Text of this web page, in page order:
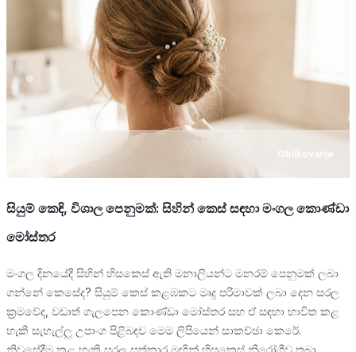
Oblikovanje
සියුම් කෙඳි, විශාල පෙනුමක්: සිහින් කෙස් සඳහා මංගල කොණ්ඩා
මෝස්තර
මංගල දිනයේදී සිහින් හිසකෙස් ඇති මනාලියන්ට මනරම් පෙනුමක් ලබා
ගන්නේ කෙසේද? සියුම් කෙස් කළඹකට මෘදු පරිමාවක් ලබා දෙන සරල
ක්‍රමවේද, වඩාත් ගැලපෙන කොණ්ඩා මෝස්තර සහ ඒ සඳහා භාවිත කළ
හැකි සැහැල්ලු උපාංග පිළිබඳව මෙම ලිපියෙන් සාකච්ඡා කෙරේ.
නිවසේදීම කළ හැකි සරල සත්කාර මඟින් හිසකෙස් නිරෝගීව තබා